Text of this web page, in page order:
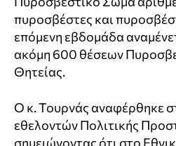
πυροσβέστες και
επόμενη εβδομάδα
ακόμη 600 θέσεων
Θητείας.
Ο κ. Τουρνάς αναφέρθηκε
εθελοντών Πολιτικής
σημειώνοντας ότι στο